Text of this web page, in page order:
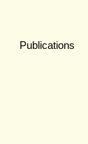
Publications